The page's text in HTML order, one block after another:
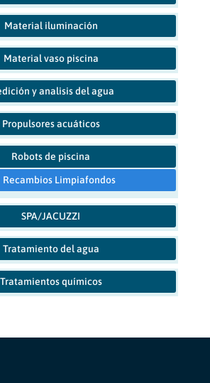
Material iluminación
Material vaso piscina
y analisis del agua
Propulsores acuáticos
Robots de piscina
Recambios Limpiafondos
SPA/JACUZZI
Tratamiento del agua
Tratamientos químicos